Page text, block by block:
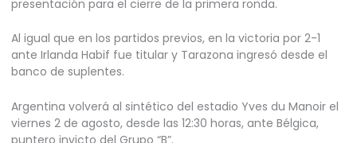
presentación para el cierre de la primera ronda.
Al igual que en los partidos previos, en la victoria por 2-1
ante Irlanda Habif fue titular y Tarazona ingresó desde el
banco de suplentes.
Argentina volverá al sintético del estadio Yves du Manoir el
viernes 2 de agosto, desde las 12:30 horas, ante Bélgica,
puntero invicto del Grupo “B”.